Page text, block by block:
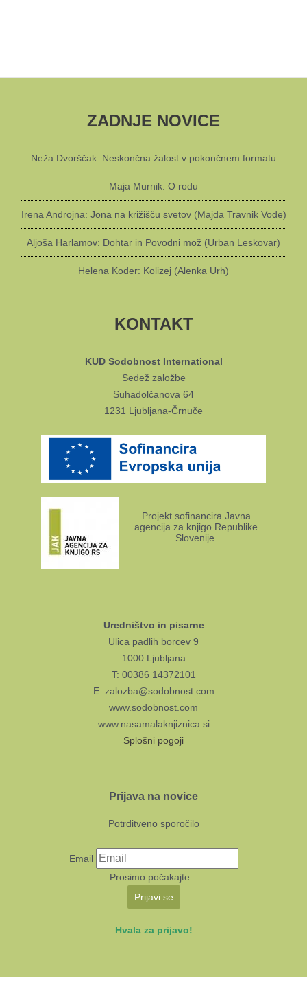
ZADNJE NOVICE
Neža Dvorščak: Neskončna žalost v pokončnem formatu
Maja Murnik: O rodu
Irena Androjna: Jona na križišču svetov (Majda Travnik Vode)
Aljoša Harlamov: Dohtar in Povodni mož (Urban Leskovar)
Helena Koder: Kolizej (Alenka Urh)
KONTAKT
KUD Sodobnost International
Sedež založbe
Suhadolčanova 64
1231 Ljubljana-Črnuče
Projekt sofinancira Javna
agencija za knjigo Republike
Slovenije.
Uredništvo in pisarne
Ulica padlih borcev 9
1000 Ljubljana
T: 00386 14372101
E: zalozba@sodobnost.com
www.sodobnost.com
www.nasamalaknjiznica.si
Splošni pogoji
Prijava na novice
Potrditveno sporočilo
Email
Prosimo počakajte...
Prijavi se
Hvala za prijavo!